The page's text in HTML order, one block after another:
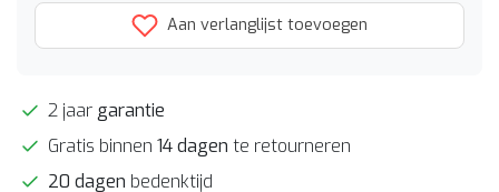
Aan verlanglijst toevoegen
2 jaar garantie
Gratis binnen 14 dagen te retourneren
20 dagen bedenktijd